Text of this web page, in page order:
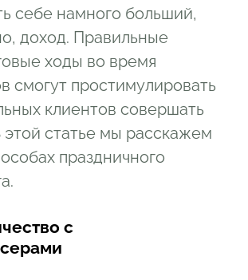
себе намного больший,
доход. Правильные
ходы во время
смогут простимулировать
клиентов совершать
этой статье мы расскажем
праздничного
с